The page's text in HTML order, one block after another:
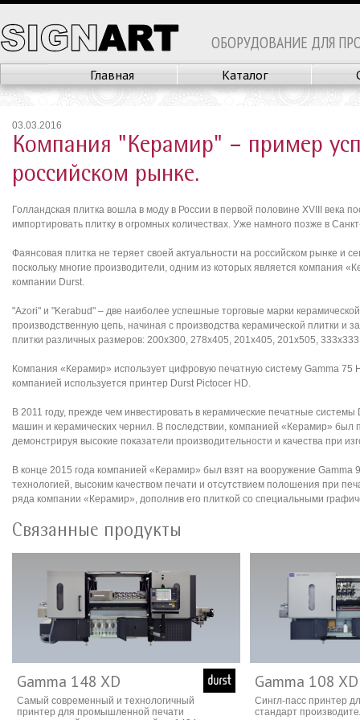
ОБОРУДОВАНИЕ ДЛЯ
Главная Каталог
03.03.2016
Компания "Керамир" – пример
российском рынке.
Голландская плитка вошла в моду в России в первой половине XVIII века
импортировать плитку в огромных количествах. Уже намного позже в
Фаянсовая плитка не теряет своей актуальности на российском рынке и
поскольку многие производители, одним из которых является компания
компании Durst.
"Azori" и "Kerabud" – две наиболее успешные торговые марки
производственную цепь, начиная с производства керамической плитки
плитки различных размеров: 200x300, 278x405, 201x405, 201x505,
Компания «Керамир» использует цифровую печатную систему Gamma 75
компанией используется принтер Durst Pictocer HD.
В 2011 году, прежде чем инвестировать в керамические печатные
машин и керамических чернил. В последствии, компанией «Керамир»
демонстрируя высокие показатели производительности и качества при
В конце 2015 года компанией «Керамир» был взят на вооружение
технологией, высоким качеством печати и отсутствием полошения при
ряда компании «Керамир», дополнив его плиткой со специальными
Связанные продукты
Gamma 148 XD
Самый современный и технологичный
принтер для промышленной печати
Gamma 108
Сингл-пасс принтер
стандарт